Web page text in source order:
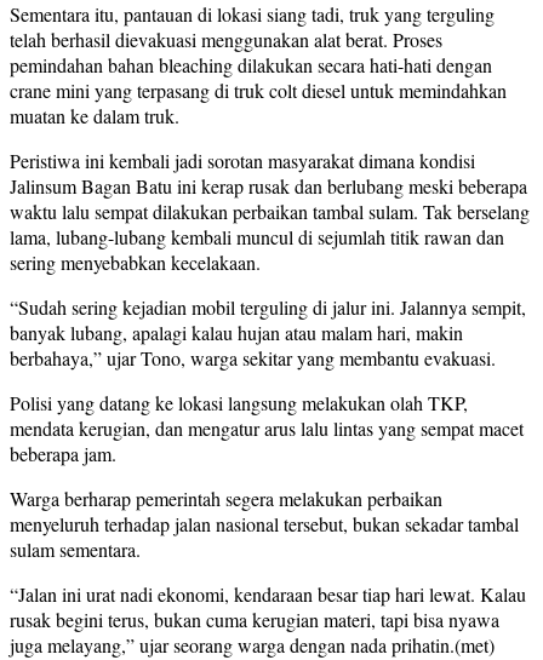
Sementara itu, pantauan di lokasi siang tadi, truk yang terguling
telah berhasil dievakuasi menggunakan alat berat. Proses
pemindahan bahan bleaching dilakukan secara hati-hati dengan
crane mini yang terpasang di truk colt diesel untuk memindahkan
muatan ke dalam truk.
Peristiwa ini kembali jadi sorotan masyarakat dimana kondisi
Jalinsum Bagan Batu ini kerap rusak dan berlubang meski beberapa
waktu lalu sempat dilakukan perbaikan tambal sulam. Tak berselang
lama, lubang-lubang kembali muncul di sejumlah titik rawan dan
sering menyebabkan kecelakaan.
“Sudah sering kejadian mobil terguling di jalur ini. Jalannya sempit,
banyak lubang, apalagi kalau hujan atau malam hari, makin
berbahaya,” ujar Tono, warga sekitar yang membantu evakuasi.
Polisi yang datang ke lokasi langsung melakukan olah TKP,
mendata kerugian, dan mengatur arus lalu lintas yang sempat macet
beberapa jam.
Warga berharap pemerintah segera melakukan perbaikan
menyeluruh terhadap jalan nasional tersebut, bukan sekadar tambal
sulam sementara.
“Jalan ini urat nadi ekonomi, kendaraan besar tiap hari lewat. Kalau
rusak begini terus, bukan cuma kerugian materi, tapi bisa nyawa
juga melayang,” ujar seorang warga dengan nada prihatin.(met)